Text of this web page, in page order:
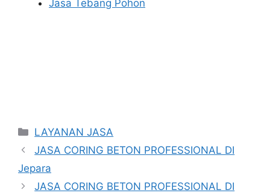
Jasa Tebang Pohon
Categories
LAYANAN JASA
JASA CORING BETON PROFESSIONAL DI
Jepara
JASA CORING BETON PROFESSIONAL DI